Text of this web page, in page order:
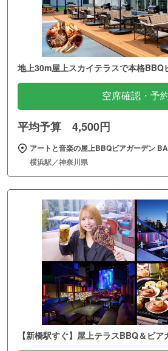
地上30m屋上スカイテラスで本格BBQ
空席確認・予
平均予算 4,500円
アートと音楽の屋上BBQビアガーデン
横浜駅／神奈川県
【新橋駅すぐ】屋上テラスBBQ＆ビア